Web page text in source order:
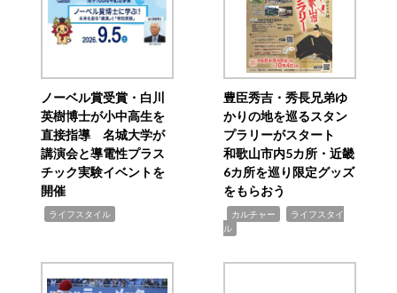
ノーベル賞受賞・白川
英樹博士が小中高生を
直接指導 名城大学が
講演会と導電性プラス
チック実験イベントを
開催
ライフスタイル
豊臣秀吉・秀長兄弟ゆ
かりの地を巡るスタン
プラリーがスタート
和歌山市内5カ所・近畿
6カ所を巡り限定グッズ
をもらおう
カルチャー
ライフスタイ
ル